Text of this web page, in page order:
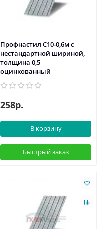
Профнастил С10-0,6м с
нестандартной шириной,
толщина 0,5
оцинкованный
258р.
В корзину
Быстрый заказ